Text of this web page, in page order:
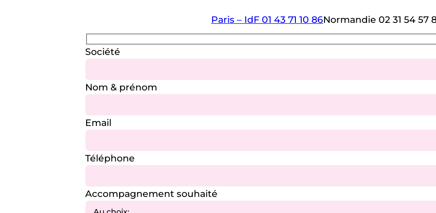
Paris – IdF 01 43 71 10 86Normandie 02 31 54 57
Société
Nom & prénom
Email
Téléphone
Accompagnement souhaité